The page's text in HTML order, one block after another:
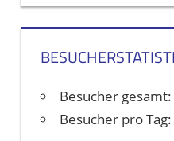
i
v
e
Besucher gesamt:
Besucher pro Tag: